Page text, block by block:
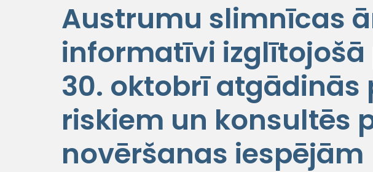
Austrumu slimnīcas
informatīvi
30. oktobrī atgādinās
riskiem un konsultēs
novēršanas iespējām